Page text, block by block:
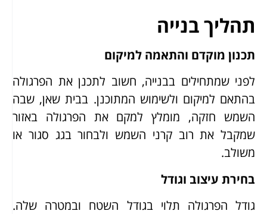
תהליך בנייה
תכנון מוקדם והתאמה למיקום
לפני שמתחילים בבנייה, חשוב לתכנן את הפרגולה
בהתאם למיקום ולשימוש המתוכנן. בבית שאן, שבה
השמש חזקה, מומלץ למקם את הפרגולה באזור
שמקבל את רוב קרני השמש ולבחור בגג סגור או
משולב.
בחירת עיצוב וגודל
גודל הפרגולה תלוי בגודל השטח ובמטרה שלה.